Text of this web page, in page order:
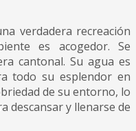
verdadera recreación
es acogedor. Se
cantonal. Su agua es
todo su esplendor en
de su entorno, lo
descansar y llenarse de